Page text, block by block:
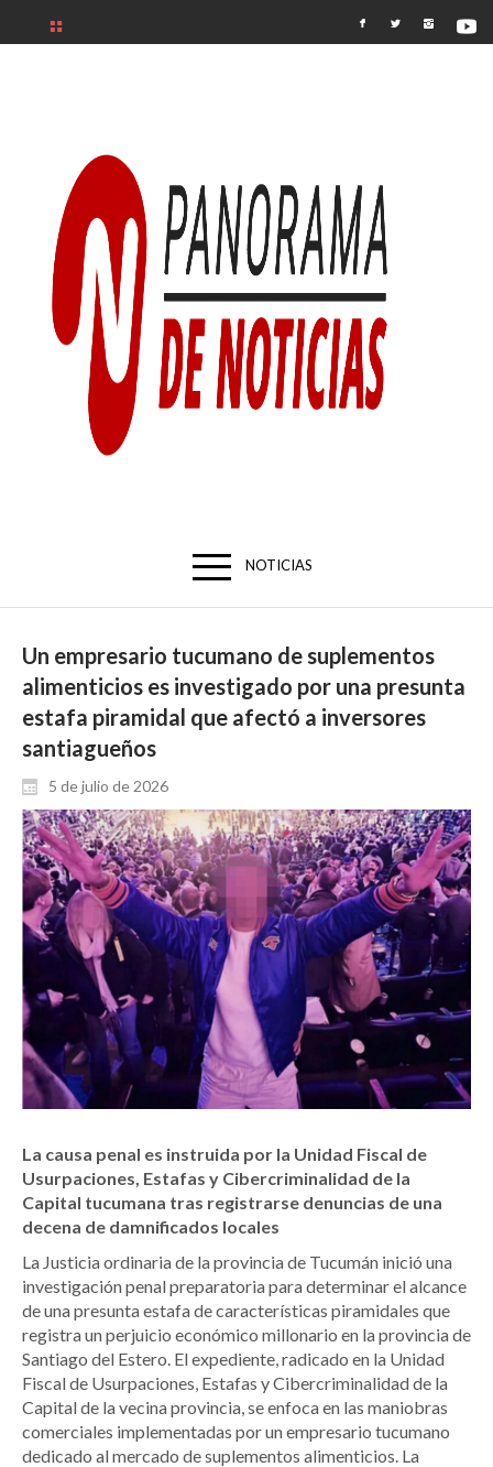
NOTICIAS
Un empresario tucumano de suplementos
alimenticios es investigado por una presunta
estafa piramidal que afectó a inversores
santiagueños
5 de julio de 2026
La causa penal es instruida por la Unidad Fiscal de
Usurpaciones, Estafas y Cibercriminalidad de la
Capital tucumana tras registrarse denuncias de una
decena de damnificados locales
La Justicia ordinaria de la provincia de Tucumán inició una
investigación penal preparatoria para determinar el alcance
de una presunta estafa de características piramidales que
registra un perjuicio económico millonario en la provincia de
Santiago del Estero. El expediente, radicado en la Unidad
Fiscal de Usurpaciones, Estafas y Cibercriminalidad de la
Capital de la vecina provincia, se enfoca en las maniobras
comerciales implementadas por un empresario tucumano
dedicado al mercado de suplementos alimenticios. La